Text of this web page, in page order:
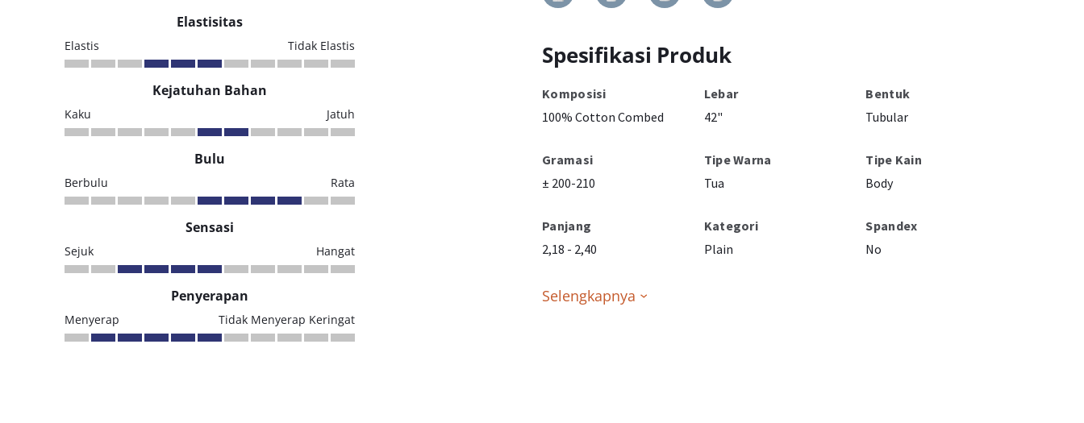
Elastisitas
Elastis Tidak Elastis
Kejatuhan Bahan
Kaku Jatuh
Bulu
Berbulu Rata
Sensasi
Sejuk Hangat
Penyerapan
Menyerap Tidak Menyerap Keringat
Spesifikasi Produk
Komposisi
100% Cotton Combed
Lebar
42"
Bentuk
Tubular
Gramasi
± 200-210
Tipe Warna
Tua
Tipe Kain
Body
Panjang
2,18 - 2,40
Kategori
Plain
Spandex
No
Selengkapnya